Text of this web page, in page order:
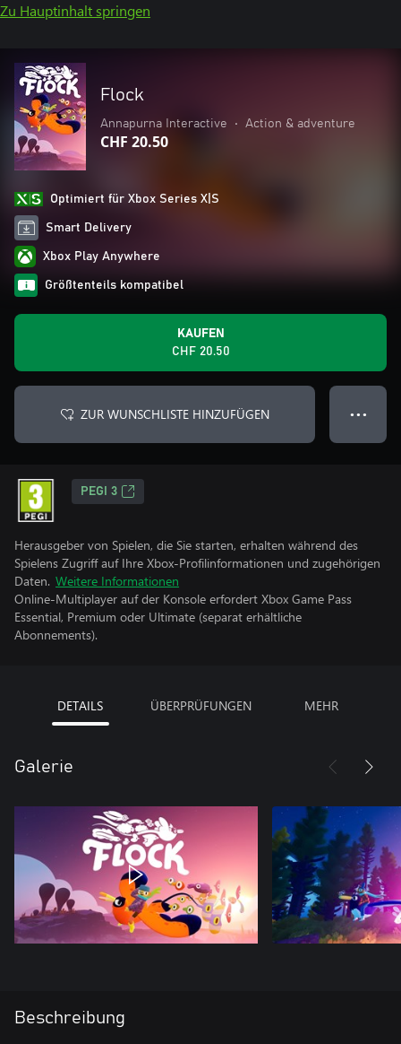
Zu Hauptinhalt springen
Flock
Annapurna Interactive • Action & adventure
CHF 20.50
Optimiert für Xbox Series X|S
Smart Delivery
Xbox Play Anywhere
Größtenteils kompatibel
KAUFEN
CHF 20.50
ZUR WUNSCHLISTE HINZUFÜGEN ● ● ●
PEGI 3
Herausgeber von Spielen, die Sie starten, erhalten während des
Spielens Zugriff auf Ihre Xbox-Profilinformationen und zugehörigen
Daten. Weitere Informationen
Online-Multiplayer auf der Konsole erfordert Xbox Game Pass
Essential, Premium oder Ultimate (separat erhältliche
Abonnements).
DETAILS ÜBERPRÜFUNGEN MEHR
Galerie
Beschreibung